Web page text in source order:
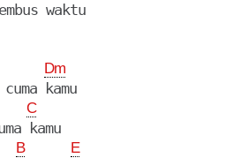
waktu
Dm
cuma kamu
C
kamu
B E